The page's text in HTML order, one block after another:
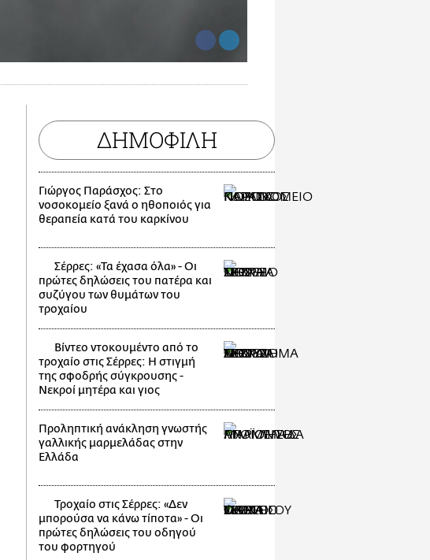
ΔΗΜΟΦΙΛΗ
Γιώργος Παράσχος: Στο
νοσοκομείο ξανά ο ηθοποιός για
θεραπεία κατά του καρκίνου
Σέρρες: «Τα έχασα όλα» - Οι
πρώτες δηλώσεις του πατέρα και
συζύγου των θυμάτων του
τροχαίου
Βίντεο ντοκουμέντο από το
τροχαίο στις Σέρρες: Η στιγμή
της σφοδρής σύγκρουσης -
Νεκροί μητέρα και γιος
Προληπτική ανάκληση γνωστής
γαλλικής μαρμελάδας στην
Ελλάδα
Τροχαίο στις Σέρρες: «Δεν
μπορούσα να κάνω τίποτα» - Οι
πρώτες δηλώσεις του οδηγού
του φορτηγού